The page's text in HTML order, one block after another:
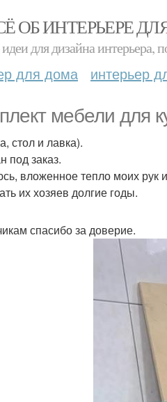
ОБ ИНТЕРЬЕРЕ
для дизайна интерьера,
для дома интерьер
мебели для
стол и лавка).
под заказ.
вложенное тепло моих рук
их хозяев долгие годы.
спасибо за доверие.